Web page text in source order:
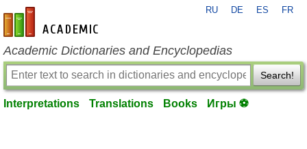
en-academic.com
RU DE ES FR
Academic Dictionaries and Encyclopedias
Search!
Interpretations Translations Books Игры ⚽